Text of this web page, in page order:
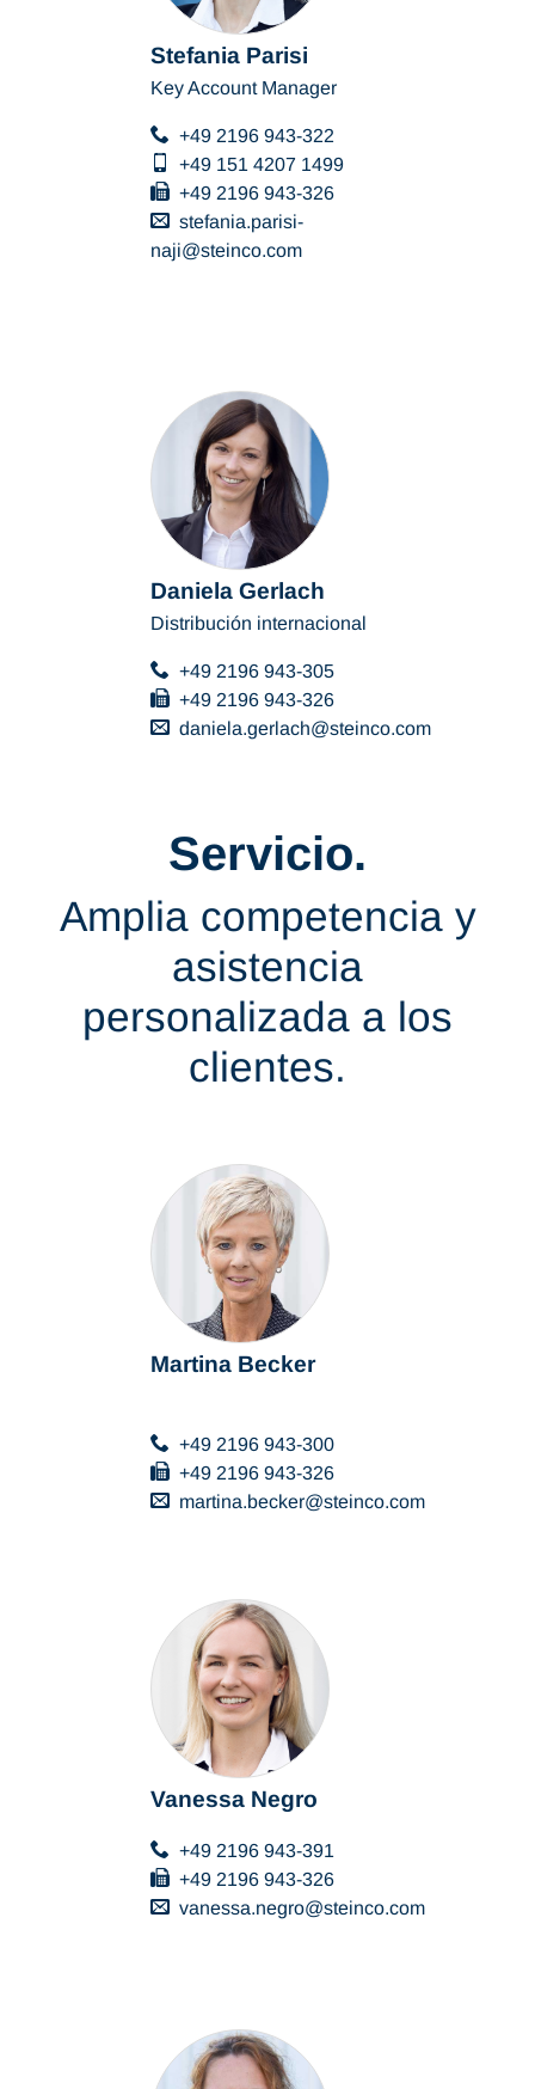
Stefania Parisi
Key Account Manager
+49 2196 943-322
+49 151 4207 1499
+49 2196 943-326
stefania.parisi-
naji
steinco com
Daniela Gerlach
Distribución internacional
+49 2196 943-305
+49 2196 943-326
daniela.gerlach
steinco com
Servicio.
Amplia competencia y
asistencia
personalizada a los
clientes.
Martina Becker
+49 2196 943-300
+49 2196 943-326
martina.becker
steinco com
Vanessa Negro
+49 2196 943-391
+49 2196 943-326
vanessa.negro
steinco com